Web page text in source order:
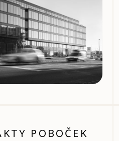
POBOČEK